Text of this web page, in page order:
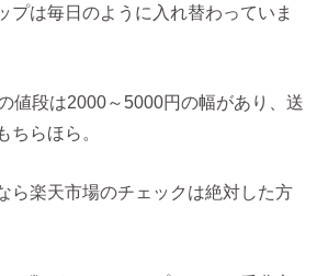
プは毎日のように入れ替わっていま
値段は2000～5000円の幅があり、送
ちらほら。
ら楽天市場のチェックは絶対した方